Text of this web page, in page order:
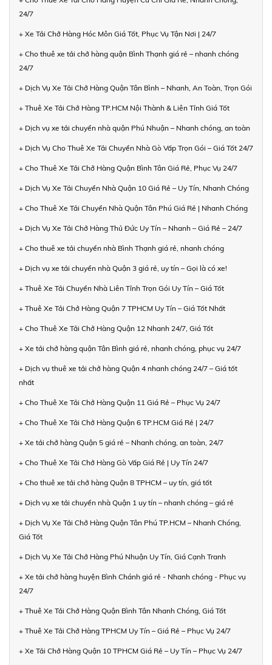
24/7
+ Xe Tải Chở Hàng Hóc Môn Giá Tốt, Phục Vụ Tận Nơi | 24/7
+ Cho thuê xe tải chở hàng quận Bình Thạnh giá rẻ – nhanh chóng
24/7
+ Dịch Vụ Xe Tải Chở Hàng Quận Tân Bình – Nhanh, An Toàn, Trọn Gói
+ Thuê Xe Tải Chở Hàng TP.HCM Nội Thành & Liên Tỉnh Giá Tốt
+ Dịch vụ xe tải chuyển nhà quận Phú Nhuận – Nhanh chóng, an toàn
+ Dịch Vụ Cho Thuê Xe Tải Chuyển Nhà Gò Vấp Trọn Gói – Giá Tốt 24/7
+ Cho Thuê Xe Tải Chở Hàng Quận Bình Tân Giá Rẻ, Phục Vụ 24/7
+ Dịch Vụ Xe Tải Chuyển Nhà Quận 10 Giá Rẻ – Uy Tín, Nhanh Chóng
+ Cho Thuê Xe Tải Chuyển Nhà Quận Tân Phú Giá Rẻ | Nhanh Chóng
+ Dịch Vụ Xe Tải Chở Hàng Thủ Đức Uy Tín – Nhanh – Giá Rẻ – 24/7
+ Cho thuê xe tải chuyển nhà Bình Thạnh giá rẻ, nhanh chóng
+ Dịch vụ xe tải chuyển nhà Quận 3 giá rẻ, uy tín – Gọi là có xe!
+ Thuê Xe Tải Chuyển Nhà Liên Tỉnh Trọn Gói Uy Tín – Giá Tốt
+ Thuê Xe Tải Chở Hàng Quận 7 TPHCM Uy Tín – Giá Tốt Nhất
+ Cho Thuê Xe Tải Chở Hàng Quận 12 Nhanh 24/7, Giá Tốt
+ Xe tải chở hàng quận Tân Bình giá rẻ, nhanh chóng, phục vụ 24/7
+ Dịch vụ thuê xe tải chở hàng Quận 4 nhanh chóng 24/7 – Giá tốt
nhất
+ Cho Thuê Xe Tải Chở Hàng Quận 11 Giá Rẻ – Phục Vụ 24/7
+ Cho Thuê Xe Tải Chở Hàng Quận 6 TP.HCM Giá Rẻ | 24/7
+ Xe tải chở hàng Quận 5 giá rẻ – Nhanh chóng, an toàn, 24/7
+ Cho Thuê Xe Tải Chở Hàng Gò Vấp Giá Rẻ | Uy Tín 24/7
+ Cho thuê xe tải chở hàng Quận 8 TPHCM – uy tín, giá tốt
+ Dịch vụ xe tải chuyển nhà Quận 1 uy tín – nhanh chóng – giá rẻ
+ Dịch Vụ Xe Tải Chở Hàng Quận Tân Phú TP.HCM – Nhanh Chóng,
Giá Tốt
+ Dịch Vụ Xe Tải Chở Hàng Phú Nhuận Uy Tín, Giá Cạnh Tranh
+ Xe tải chở hàng huyện Bình Chánh giá rẻ - Nhanh chóng - Phục vụ
24/7
+ Thuê Xe Tải Chở Hàng Quận Bình Tân Nhanh Chóng, Giá Tốt
+ Thuê Xe Tải Chở Hàng TPHCM Uy Tín – Giá Rẻ – Phục Vụ 24/7
+ Xe Tải Chở Hàng Quận 10 TPHCM Giá Rẻ – Uy Tín – Phục Vụ 24/7